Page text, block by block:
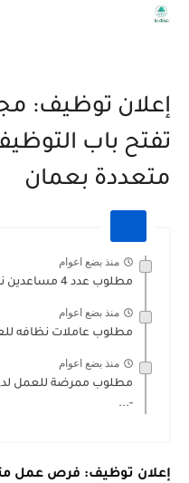
إعلان توظيف:
تفتح باب
متعددة بعمان
منذ بضع اعوام
مطلوب عدد 4 مساعدين نجار للعمل في شركة هوم ديزاين
منذ بضع اعوام
مطلوب عاملات نظافه
منذ بضع اعوام
مطلوب ممرضة للعمل
-...
إعلان توظيف: فرص عمل